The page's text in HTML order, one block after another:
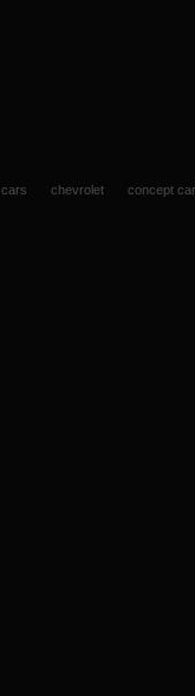
cars chevrolet
concept